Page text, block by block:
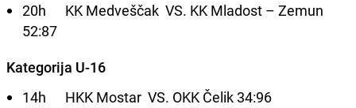
20h KK Medveščak VS. KK Mladost – Zemun
52:87
Kategorija U-16
14h HKK Mostar VS. OKK Čelik 34:96